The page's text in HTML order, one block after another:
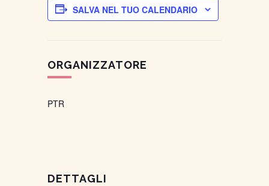
SALVA NEL TUO CALENDARIO
DETTAGLI
ORGANIZZATORE
PTR